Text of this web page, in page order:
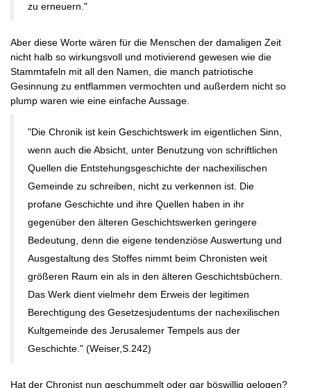
zu erneuern."
Aber diese Worte wären für die Menschen der damaligen Zeit
nicht halb so wirkungsvoll und motivierend gewesen wie die
Stammtafeln mit all den Namen, die manch patriotische
Gesinnung zu entflammen vermochten und außerdem nicht so
plump waren wie eine einfache Aussage.
"Die Chronik ist kein Geschichtswerk im eigentlichen Sinn,
wenn auch die Absicht, unter Benutzung von schriftlichen
Quellen die Entstehungsgeschichte der nachexilischen
Gemeinde zu schreiben, nicht zu verkennen ist. Die
profane Geschichte und ihre Quellen haben in ihr
gegenüber den älteren Geschichtswerken geringere
Bedeutung, denn die eigene tendenziöse Auswertung und
Ausgestaltung des Stoffes nimmt beim Chronisten weit
größeren Raum ein als in den älteren Geschichtsbüchern.
Das Werk dient vielmehr dem Erweis der legitimen
Berechtigung des Gesetzesjudentums der nachexilischen
Kultgemeinde des Jerusalemer Tempels aus der
Geschichte." (Weiser,S.242)
Hat der Chronist nun geschummelt oder gar böswillig gelogen?